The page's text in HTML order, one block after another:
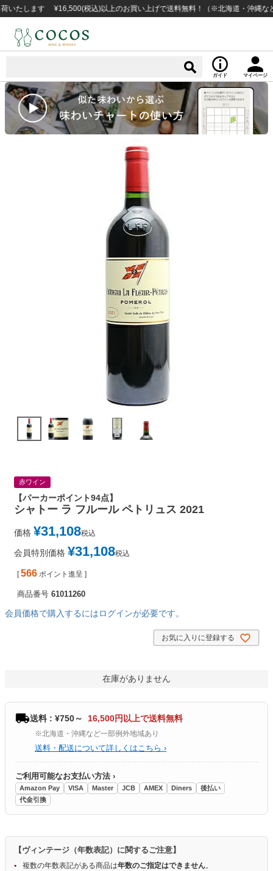
ます ¥16,500(税込)以上のお買い上げで送料無料！（※北海道・沖縄など一部
ガイド マイページ
赤ワイン
【パーカーポイント94点】
シャトー ラ フルール ペトリュス 2021
価格 ¥31,108税込
会員特別価格 ¥31,108税込
[ 566 ポイント進呈 ]
商品番号 61011260
会員価格で購入するにはログインが必要です。
お気に入りに登録する
在庫がありません
送料 : ¥750～ 16,500円以上で送料無料
※北海道・沖縄など一部例外地域あり
送料・配送について詳しくはこちら ›
ご利用可能なお支払い方法 ›
Amazon Pay VISA Master JCB AMEX Diners
後払い
代金引換
【ヴィンテージ（年数表記）に関するご注意】
複数の年数表記がある商品は年数のご指定はできません。